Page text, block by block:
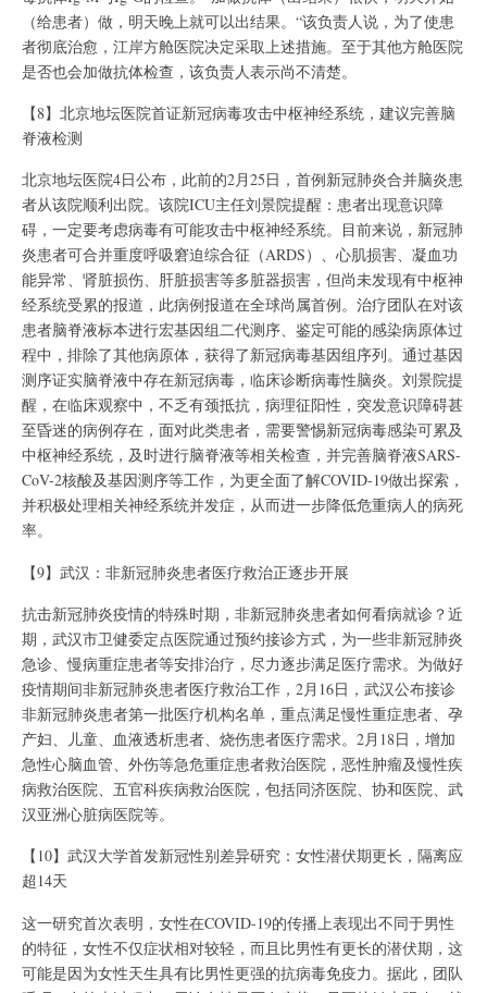
（给患者）做，明天晚上就可以出结果。“该负责人说，为了使患
者彻底治愈，江岸方舱医院决定采取上述措施。至于其他方舱医院
是否也会加做抗体检查，该负责人表示尚不清楚。
【8】北京地坛医院首证新冠病毒攻击中枢神经系统，建议完善脑
脊液检测
北京地坛医院4日公布，此前的2月25日，首例新冠肺炎合并脑炎患
者从该院顺利出院。该院ICU主任刘景院提醒：患者出现意识障
碍，一定要考虑病毒有可能攻击中枢神经系统。目前来说，新冠肺
炎患者可合并重度呼吸窘迫综合征（ARDS）、心肌损害、凝血功
能异常、肾脏损伤、肝脏损害等多脏器损害，但尚未发现有中枢神
经系统受累的报道，此病例报道在全球尚属首例。治疗团队在对该
患者脑脊液标本进行宏基因组二代测序、鉴定可能的感染病原体过
程中，排除了其他病原体，获得了新冠病毒基因组序列。通过基因
测序证实脑脊液中存在新冠病毒，临床诊断病毒性脑炎。刘景院提
醒，在临床观察中，不乏有颈抵抗，病理征阳性，突发意识障碍甚
至昏迷的病例存在，面对此类患者，需要警惕新冠病毒感染可累及
中枢神经系统，及时进行脑脊液等相关检查，并完善脑脊液SARS-
CoV-2核酸及基因测序等工作，为更全面了解COVID-19做出探索，
并积极处理相关神经系统并发症，从而进一步降低危重病人的病死
率。
【9】武汉：非新冠肺炎患者医疗救治正逐步开展
抗击新冠肺炎疫情的特殊时期，非新冠肺炎患者如何看病就诊？近
期，武汉市卫健委定点医院通过预约接诊方式，为一些非新冠肺炎
急诊、慢病重症患者等安排治疗，尽力逐步满足医疗需求。为做好
疫情期间非新冠肺炎患者医疗救治工作，2月16日，武汉公布接诊
非新冠肺炎患者第一批医疗机构名单，重点满足慢性重症患者、孕
产妇、儿童、血液透析患者、烧伤患者医疗需求。2月18日，增加
急性心脑血管、外伤等急危重症患者救治医院，恶性肿瘤及慢性疾
病救治医院、五官科疾病救治医院，包括同济医院、协和医院、武
汉亚洲心脏病医院等。
【10】武汉大学首发新冠性别差异研究：女性潜伏期更长，隔离应
超14天
这一研究首次表明，女性在COVID-19的传播上表现出不同于男性
的特征，女性不仅症状相对较轻，而且比男性有更长的潜伏期，这
可能是因为女性天生具有比男性更强的抗病毒免疫力。据此，团队